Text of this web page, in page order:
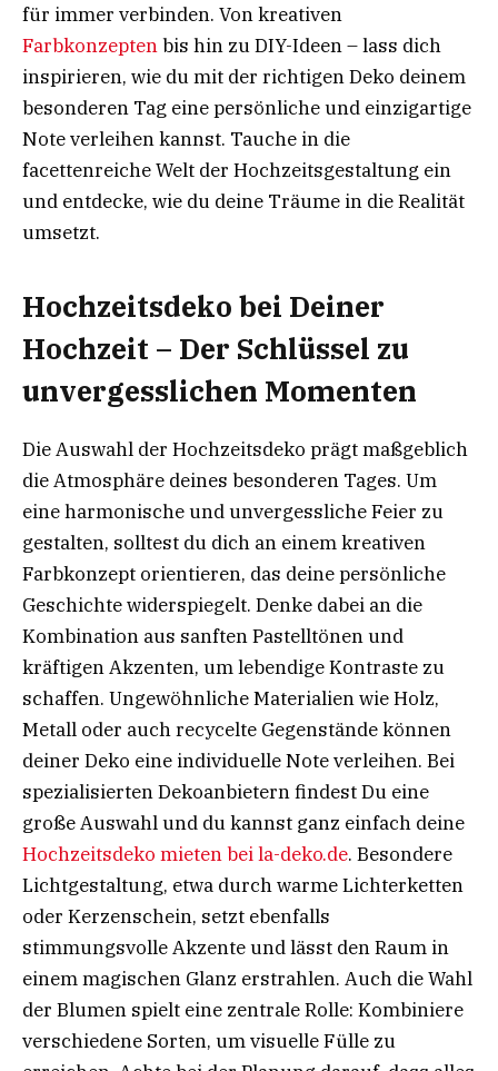
für immer verbinden. Von kreativen
Farbkonzeptenbis hin zu DIY-Ideen – lass dich
inspirieren, wie du mit der richtigen Deko deinem
besonderen Tag eine persönliche und einzigartige
Note verleihen kannst. Tauche in die
facettenreiche Welt der Hochzeitsgestaltung ein
und entdecke, wie du deine Träume in die Realität
umsetzt.
Hochzeitsdeko bei Deiner
Hochzeit – Der Schlüssel zu
unvergesslichen Momenten
Die Auswahl der Hochzeitsdeko prägt maßgeblich
die Atmosphäre deines besonderen Tages. Um
eine harmonische und unvergessliche Feier zu
gestalten, solltest du dich an einem kreativen
Farbkonzept orientieren, das deine persönliche
Geschichte widerspiegelt. Denke dabei an die
Kombination aus sanften Pastelltönen und
kräftigen Akzenten, um lebendige Kontraste zu
schaffen. Ungewöhnliche Materialien wie Holz,
Metall oder auch recycelte Gegenstände können
deiner Deko eine individuelle Note verleihen. Bei
spezialisierten Dekoanbietern findest Du eine
große Auswahl und du kannst ganz einfach deine
Hochzeitsdeko mieten bei la-deko.de. Besondere
Lichtgestaltung, etwa durch warme Lichterketten
oder Kerzenschein, setzt ebenfalls
stimmungsvolle Akzente und lässt den Raum in
einem magischen Glanz erstrahlen. Auch die Wahl
der Blumen spielt eine zentrale Rolle: Kombiniere
verschiedene Sorten, um visuelle Fülle zu